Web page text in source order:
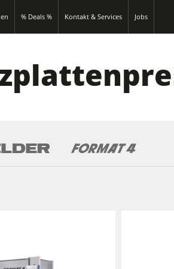
% Deals % Kontakt & Services Jobs